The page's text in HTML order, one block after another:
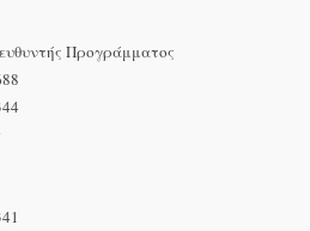
Προγράμματος